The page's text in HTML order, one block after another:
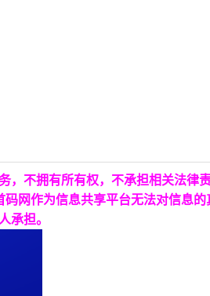
不拥有所有权，不承担相关法律
网作为信息共享平台无法对信息
承担。